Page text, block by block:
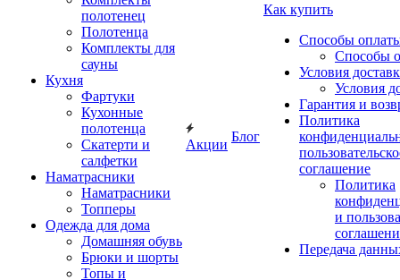
полотенец
Полотенца
Комплекты для
сауны
Кухня
Фартуки
Кухонные
полотенца
Скатерти и
салфетки
Наматрасники
Наматрасники
Топперы
Одежда для дома
Домашняя обувь
Брюки и шорты
Топы и
Акции
Блог
Как купить
Способы
Способы
Условия
Условия
Гарантия и
Политика
соглашение
Политика
и
Передача